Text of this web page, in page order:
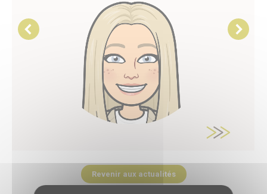
Revenir aux actualités